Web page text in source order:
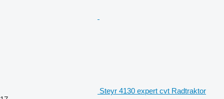
Steyr 4130 expert cvt Radtraktor